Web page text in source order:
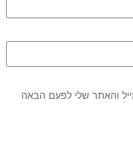
והאתר שלי לפעם הבאה